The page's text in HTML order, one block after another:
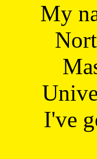
My
I've